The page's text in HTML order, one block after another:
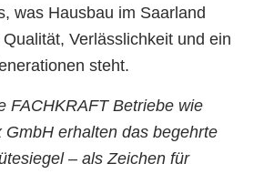
was Hausbau im Saarland
Verlässlichkeit und ein
steht.
FACHKRAFT Betriebe wie
GmbH erhalten das begehrte
– als Zeichen für